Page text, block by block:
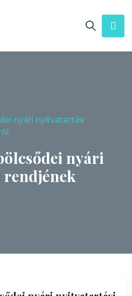
nyári nyitvatartási
nyári